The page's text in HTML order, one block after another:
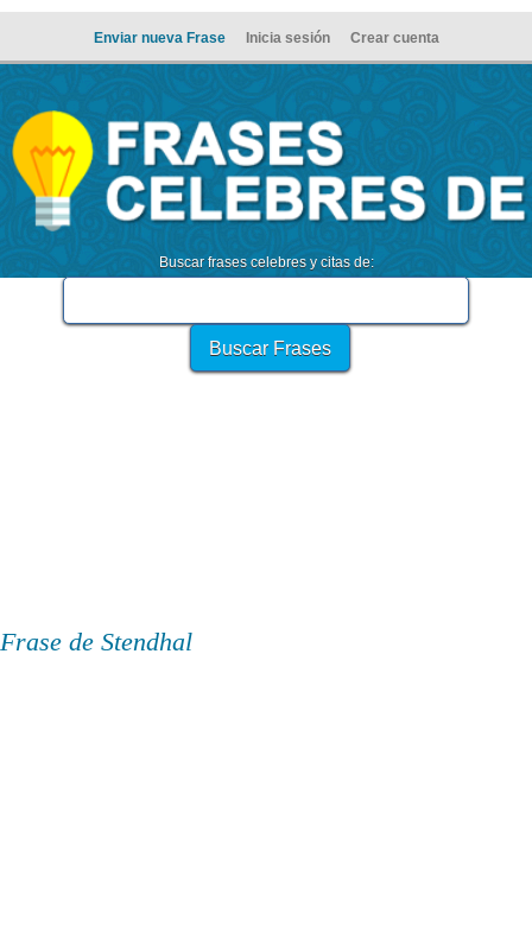
Enviar nueva Frase Inicia sesión Crear cuenta
Buscar frases celebres y citas de:
Frase de Stendhal